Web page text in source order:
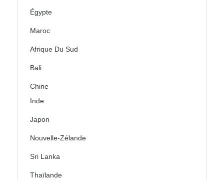
Égypte
Maroc
Afrique Du Sud
Bali
Chine
Inde
Japon
Nouvelle-Zélande
Sri Lanka
Thaïlande